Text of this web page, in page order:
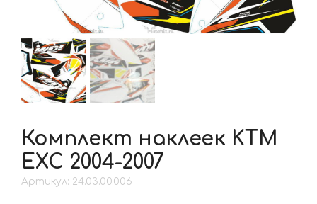
Комплект наклеек KTM
EXC 2004-2007
Артикул: 24.03.00.006